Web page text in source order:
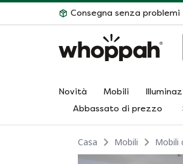
Consegna senza problemi
Novità Mobili
Abbassato di prezzo
Casa Mobili Mobili